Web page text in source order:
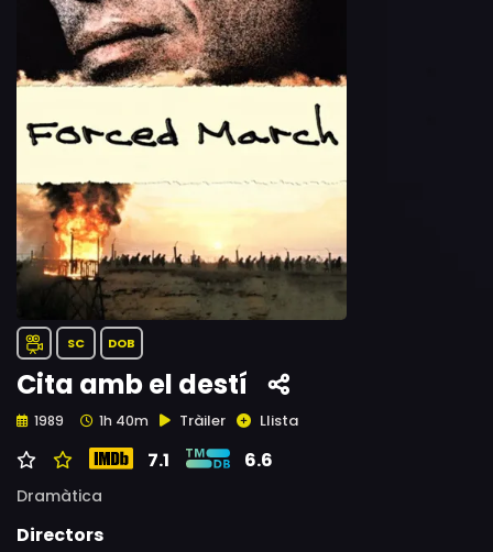
SC DOB
Cita amb el destí
1989 1h 40m Tràiler Llista
7.1 6.6
Dramàtica
Directors